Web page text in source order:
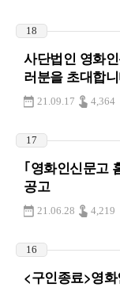
18
사단법인 영화
러분을 초대합
21.09.17 4,364
17
｢영화인신문고
공고
21.06.28 4,219
16
<구인종료>영